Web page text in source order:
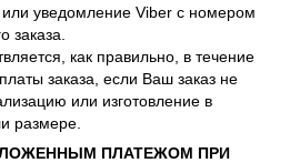
или уведомление Viber с номером
заказа.
как правильно, в течение
заказа, если Ваш заказ не
или изготовление в
размере.
ПЛАТЕЖОМ ПРИ